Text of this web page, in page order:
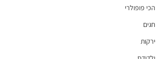
הכי פופולרי
חגים
ירקות